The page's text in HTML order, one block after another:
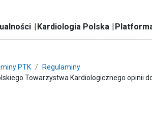
Kardiologia Polska
PTK
Regulaminy
Towarzystwa Kardiologicznego opinii